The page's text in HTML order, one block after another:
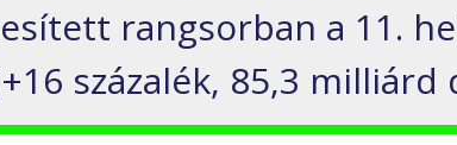
rangsorban a 11.
százalék, 85,3 milliárd